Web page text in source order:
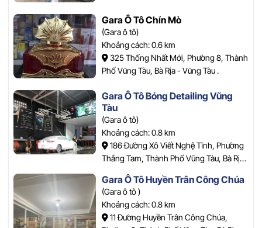
Gara Ô Tô Chín Mò
(Gara ô tô)
Khoảng cách: 0.6 km
325 Thống Nhất Mới, Phường 8, Thành
Phố Vũng Tàu, Bà Rịa - Vũng Tàu .
Gara Ô Tô Bóng Detailing Vũng
Tàu
(Gara ô tô)
Khoảng cách: 0.8 km
186 Đường Xô Viết Nghệ Tĩnh, Phường
Thắng Tam, Thành Phố Vũng Tàu, Bà Rịa
Gara Ô Tô Huyền Trân Công Chúa
(Gara ô tô )
Khoảng cách: 0.8 km
11 Đường Huyền Trân Công Chúa,